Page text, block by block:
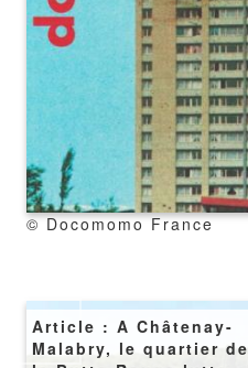
copyright
© Docomomo France
Article : A Châtenay-
Malabry, le quartier de
Image